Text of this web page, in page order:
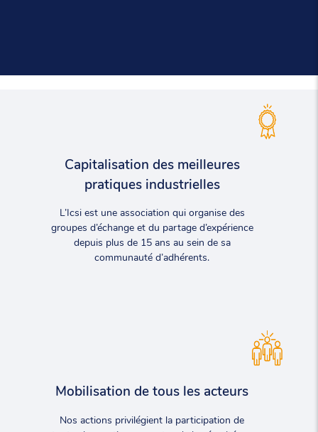
Capitalisation des meilleures
pratiques industrielles
L’Icsi est une association qui organise des
groupes d’échange et du partage d’expérience
depuis plus de 15 ans au sein de sa
communauté d’adhérents.
Mobilisation de tous les acteurs
Nos actions privilégient la participation de